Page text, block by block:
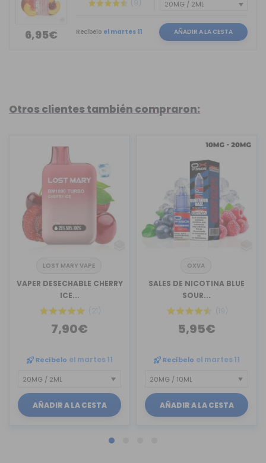
6,95€
(9)
Recíbelo el martes 11 AÑADIR A LA CESTA
Otros clientes también compraron:
LOST MARY VAPE
VAPER DESECHABLE CHERRY
ICE...
(21)
7,90€
Recíbelo el martes 11
AÑADIR A LA CESTA
OXVA
SALES DE NICOTINA BLUE
SOUR...
(19)
5,95€
Recíbelo el martes 11
AÑADIR A LA CESTA